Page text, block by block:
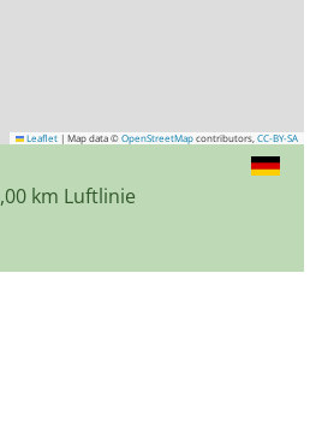
Leaflet | Map data © OpenStreetMap contributors, CC-BY-SA
km Luftlinie